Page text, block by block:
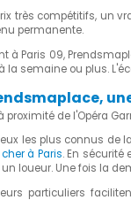
75009 Paris, France
du Nord et
Paris, France( 0.8 km)
très compétitifs, un
permanente.
Paris 09,
la semaine ou plus.
de l'Opéra
les plus connus de
à Paris. En
loueur. Une fois la
particuliers